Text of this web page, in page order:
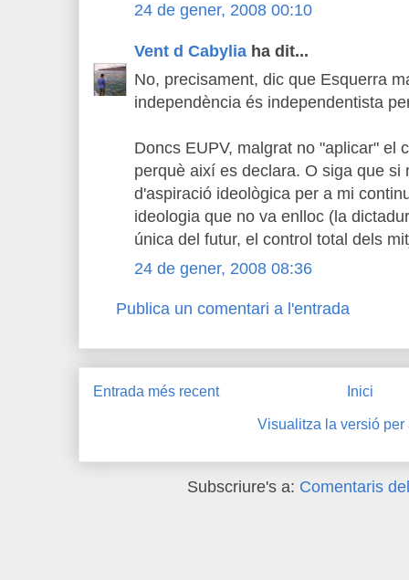
24 de gener, 2008 00:10
Vent d Cabylia ha dit...
No, precisament, dic que Esquerra
independència és independentista
Doncs EUPV, malgrat no "aplicar" el
perquè així es declara. O siga que si
d'aspiració ideològica per a mi
ideologia que no va enlloc (la
única del futur, el control total dels
24 de gener, 2008 08:36
Publica un comentari a l'entrada
Entrada més recent Inici
Visualitza la versió per
Subscriure's a: Comentaris